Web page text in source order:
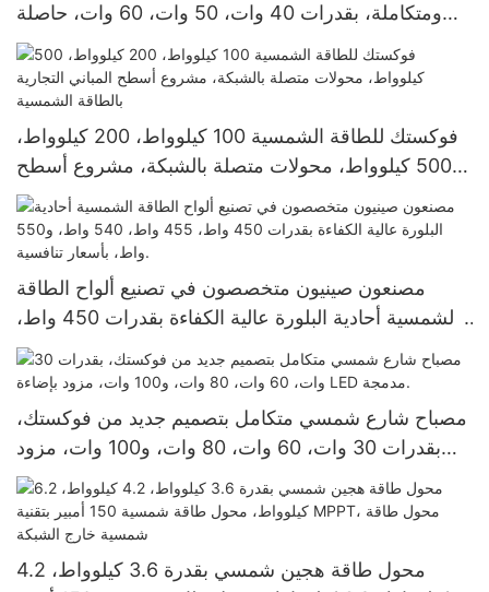
ومتكاملة، بقدرات 40 وات، 50 وات، 60 وات، حاصلة
على تصنيف IP65، من سلسلة G | فوكستك سولار
فوكستك للطاقة الشمسية 100 كيلوواط، 200 كيلوواط،
500 كيلوواط، محولات متصلة بالشبكة، مشروع أسطح
المباني التجارية بالطاقة الشمسية
مصنعون صينيون متخصصون في تصنيع ألواح الطاقة
الشمسية أحادية البلورة عالية الكفاءة بقدرات 450 واط،
مصباح شارع شمسي متكامل بتصميم جديد من فوكستك،
بقدرات 30 وات، 60 وات، 80 وات، و100 وات، مزود
بإضاءة LED مدمجة.
محول طاقة هجين شمسي بقدرة 3.6 كيلوواط، 4.2